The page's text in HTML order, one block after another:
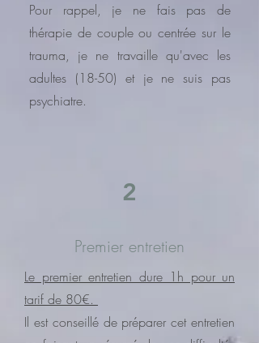
Pour rappel, je ne fais pas de
thérapie de couple ou centrée sur le
trauma, je ne travaille qu'avec les
adultes (18-50) et je ne suis pas
psychiatre.
2
Premier entretien
Le premier entretien dure 1h pour un
tarif de 80€.
Il est conseillé de préparer cet entretien